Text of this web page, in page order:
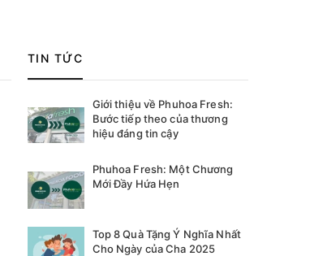
TIN TỨC
Giới thiệu về Phuhoa Fresh:
Bước tiếp theo của thương
hiệu đáng tin cậy
Phuhoa Fresh: Một Chương
Mới Đầy Hứa Hẹn
Top 8 Quà Tặng Ý Nghĩa Nhất
Cho Ngày của Cha 2025